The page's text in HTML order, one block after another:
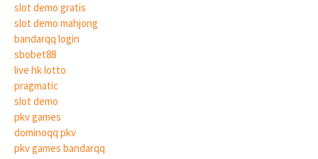
slot demo gratis
slot demo mahjong
bandarqq login
sbobet88
live hk lotto
pragmatic
slot demo
pkv games
dominoqq pkv
pkv games bandarqq